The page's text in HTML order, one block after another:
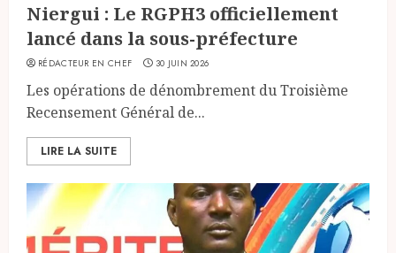
Niergui : Le RGPH3 officiellement
lancé dans la sous-préfecture
RÉDACTEUR EN CHEF 30 JUIN 2026
Les opérations de dénombrement du Troisième
Recensement Général de...
LIRE LA SUITE